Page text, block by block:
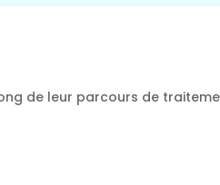
de leur parcours de